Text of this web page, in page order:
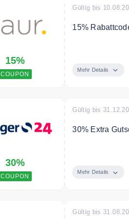
15%
COUPON
Gültig bis
15%
Bedingungen
Nicht
DEALS
Mehr Details
30%
COUPON
Gültig bis
30% Extra
Mehr Details
Gültig bis